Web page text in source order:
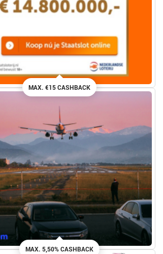
MAX. €15 CASHBACK
MAX. 5,50% CASHBACK